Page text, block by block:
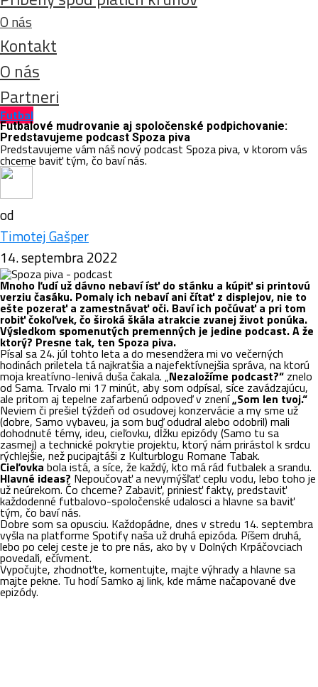
O nás
Kontakt
O nás
Partneri
Futbal
Futbalové mudrovanie aj spoločenské podpichovanie:
Predstavujeme podcast Spoza piva
Predstavujeme vám náš nový podcast Spoza piva, v ktorom vás
chceme baviť tým, čo baví nás.
od
Timotej Gašper
14. septembra 2022
Mnoho ľudí už dávno nebaví ísť do stánku a kúpiť si printovú
verziu časáku. Pomaly ich nebaví ani čítať z displejov, nie to
ešte pozerať a zamestnávať oči. Baví ich počúvať a pri tom
robiť čokoľvek, čo široká škála atrakcie zvanej život ponúka.
Výsledkom spomenutých premenných je jedine podcast. A že
ktorý? Presne tak, ten Spoza piva.
Písal sa 24. júl tohto leta a do mesendžera mi vo večerných
hodinách priletela tá najkratšia a najefektívnejšia správa, na ktorú
moja kreatívno-lenivá duša čakala. „Nezaložíme podcast?“ znelo
od Sama. Trvalo mi 17 minút, aby som odpísal, síce zavádzajúcu,
ale pritom aj tepelne zafarbenú odpoveď v znení„Som len tvoj.“
Neviem či prešiel týždeň od osudovej konzervácie a my sme už
(dobre, Samo vybaveu, ja som buď odudral alebo odobril) mali
dohodnuté témy, ideu, cieľovku, dĺžku epizódy (Samo tu sa
zasmej) a technické pokrytie projektu, ktorý nám prirástol k srdcu
rýchlejšie, než pucipajtáši z Kulturblogu Romane Tabak.
Cieľovkabola istá, a síce, že každý, kto má rád futbalek a srandu.
Hlavné ideas? Nepoučovať a nevymýšľať ceplu vodu, lebo toho je
už neúrekom. Čo chceme? Zabaviť, priniesť fakty, predstaviť
každodenné futbalovo-spoločenské udalosci a hlavne sa baviť
tým, čo baví nás.
Dobre som sa opusciu. Každopádne, dnes v stredu 14. septembra
vyšla na platforme Spotify naša už druhá epizóda. Píšem druhá,
lebo po celej ceste je to pre nás, ako by v Dolných Krpáčovciach
povedaľi, ečívment.
Vypočujte, zhodnoťte, komentujte, majte výhrady a hlavne sa
majte pekne. Tu hodí Samko aj link, kde máme načapované dve
epizódy.